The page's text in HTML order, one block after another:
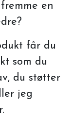
en
får du
som du
du støtter
jeg